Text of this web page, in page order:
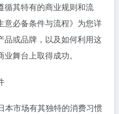
循其特有的商业规则和流
意必备条件与流程》为您详
品或品牌，以及如何利用这
舞台上取得成功。
本市场有其独特的消费习惯